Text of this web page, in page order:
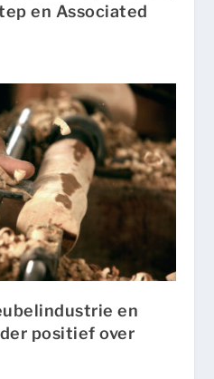
en Associated
en
positief over